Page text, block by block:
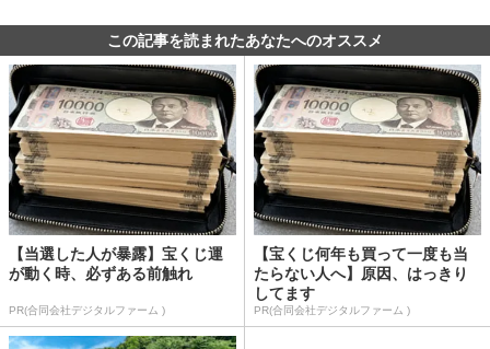
この記事を読まれたあなたへのオススメ
【当選した人が暴露】宝くじ運
が動く時、必ずある前触れ
PR(合同会社デジタルファーム )
【宝くじ何年も買って一度も当
たらない人へ】原因、はっきり
してます
PR(合同会社デジタルファーム )